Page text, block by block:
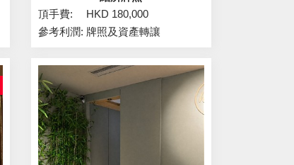
頂手費:
HKD 180,000
參考利潤: 牌照及資產轉讓